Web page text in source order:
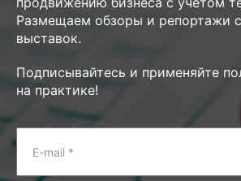
Размещаем обзоры и репортажи
выставок.
Подписывайтесь и применяйте
на практике!
E-mail *